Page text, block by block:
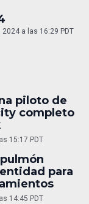
2024 a las 16:29 PDT
piloto de
completo
15:17 PDT
para
14:45 PDT